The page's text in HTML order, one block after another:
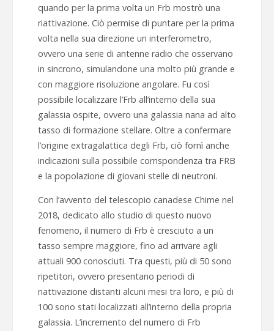
quando per la prima volta un Frb mostrò una
riattivazione. Ciò permise di puntare per la prima
volta nella sua direzione un interferometro,
ovvero una serie di antenne radio che osservano
in sincrono, simulandone una molto più grande e
con maggiore risoluzione angolare. Fu così
possibile localizzare l’Frb all’interno della sua
galassia ospite, ovvero una galassia nana ad alto
tasso di formazione stellare. Oltre a confermare
l’origine extragalattica degli Frb, ciò fornì anche
indicazioni sulla possibile corrispondenza tra FRB
e la popolazione di giovani stelle di neutroni.
Con l’avvento del telescopio canadese Chime nel
2018, dedicato allo studio di questo nuovo
fenomeno, il numero di Frb è cresciuto a un
tasso sempre maggiore, fino ad arrivare agli
attuali 900 conosciuti. Tra questi, più di 50 sono
ripetitori, ovvero presentano periodi di
riattivazione distanti alcuni mesi tra loro, e più di
100 sono stati localizzati all’interno della propria
galassia. L’incremento del numero di Frb